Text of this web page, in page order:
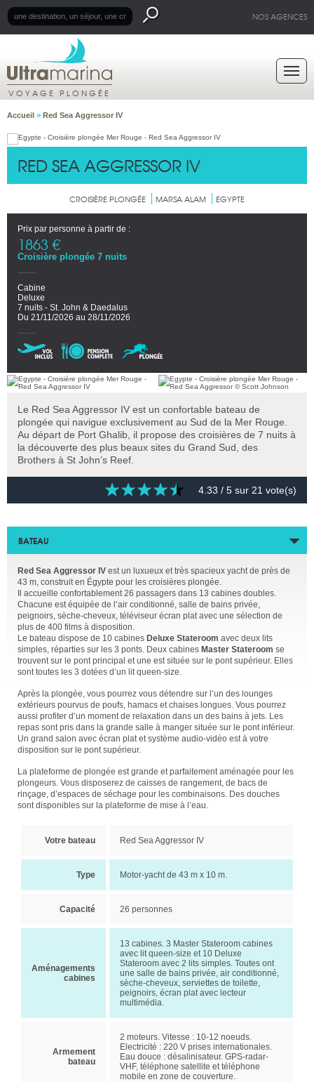
NOS AGENCES
VOYAGE PLONGÉE
Accueil > Red Sea Aggressor IV
RED SEA AGGRESSOR IV
CROISIÈRE PLONGÉE MARSA ALAM EGYPTE
Prix par personne à partir de :
1863 €
Croisière plongée 7 nuits
Cabine
Deluxe
7 nuits - St. John & Daedalus
Du 21/11/2026 au 28/11/2026
Le Red Sea Aggressor IV est un confortable bateau de
plongée qui navigue exclusivement au Sud de la Mer Rouge.
Au départ de Port Ghalib, il propose des croisières de 7 nuits à
la découverte des plus beaux sites du Grand Sud, des
Brothers à St John’s Reef.
4.33 / 5 sur 21 vote(s)
BATEAU
Red Sea Aggressor IV est un luxueux et très spacieux yacht de près de
43 m, construit en Égypte pour les croisières plongée.
Il accueille confortablement 26 passagers dans 13 cabines doubles.
Chacune est équipée de l’air conditionné, salle de bains privée,
peignoirs, sèche-cheveux, téléviseur écran plat avec une sélection de
plus de 400 films à disposition.
Le bateau dispose de 10 cabines Deluxe Stateroom avec deux lits
simples, réparties sur les 3 ponts. Deux cabines Master Stateroom se
trouvent sur le pont principal et une est située sur le pont supérieur. Elles
sont toutes les 3 dotées d’un lit queen-size.
Après la plongée, vous pourrez vous détendre sur l’un des lounges
extérieurs pourvus de poufs, hamacs et chaises longues. Vous pourrez
aussi profiter d’un moment de relaxation dans un des bains à jets. Les
repas sont pris dans la grande salle à manger située sur le pont inférieur.
Un grand salon avec écran plat et système audio-vidéo est à votre
disposition sur le pont supérieur.
La plateforme de plongée est grande et parfaitement aménagée pour les
plongeurs. Vous disposerez de caisses de rangement, de bacs de
rinçage, d’espaces de séchage pour les combinaisons. Des douches
sont disponibles sur la plateforme de mise à l’eau.
Votre bateau Red Sea Aggressor IV
Type Motor-yacht de 43 m x 10 m.
Capacité 26 personnes
Aménagements
cabines
13 cabines. 3 Master Stateroom cabines
avec lit queen-size et 10 Deluxe
Stateroom avec 2 lits simples. Toutes ont
une salle de bains privée, air conditionné,
sèche-cheveux, serviettes de toilette,
peignoirs, écran plat avec lecteur
multimédia.
Armement
bateau
2 moteurs. Vitesse : 10-12 noeuds.
Electricité : 220 V prises internationales.
Eau douce : désalinisateur. GPS-radar-
VHF, téléphone satellite et téléphone
mobile en zone de couverture.